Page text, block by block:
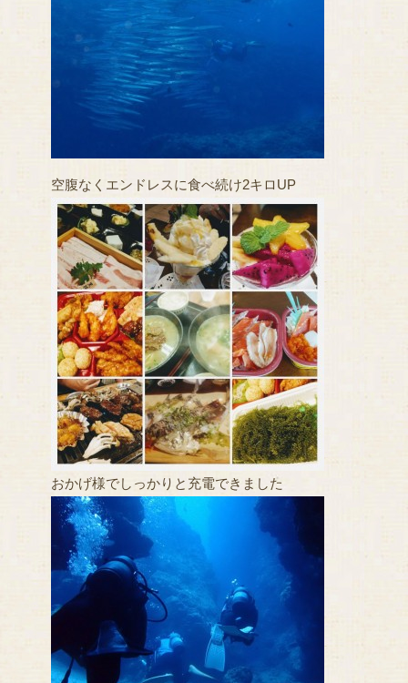
空腹なくエンドレスに食べ続け2キロUP
おかげ様でしっかりと充電できました